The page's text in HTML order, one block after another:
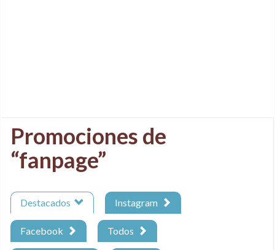
Promociones de
“fanpage”
Destacados Instagram
Facebook Todos